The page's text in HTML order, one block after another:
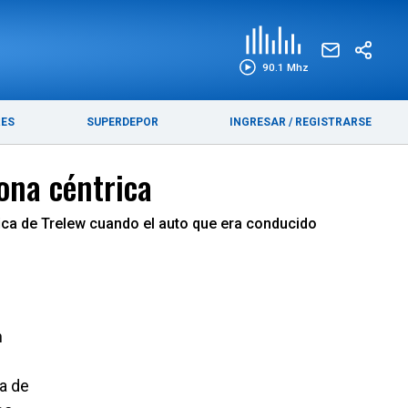
90.1 Mhz
SUPERDEPOR INGRESAR / REGISTRARSE
céntrica
de Trelew cuando el auto que era conducido
de